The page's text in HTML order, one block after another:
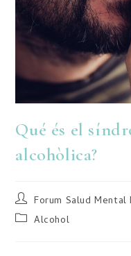
Qué és el
alcohòlica?
Forum Salud Mental
Alcohol